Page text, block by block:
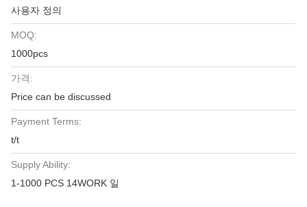
사용자 정의
MOQ:
1000pcs
가격:
Price can be discussed
Payment Terms:
t/t
Supply Ability:
1-1000 PCS 14WORK 일